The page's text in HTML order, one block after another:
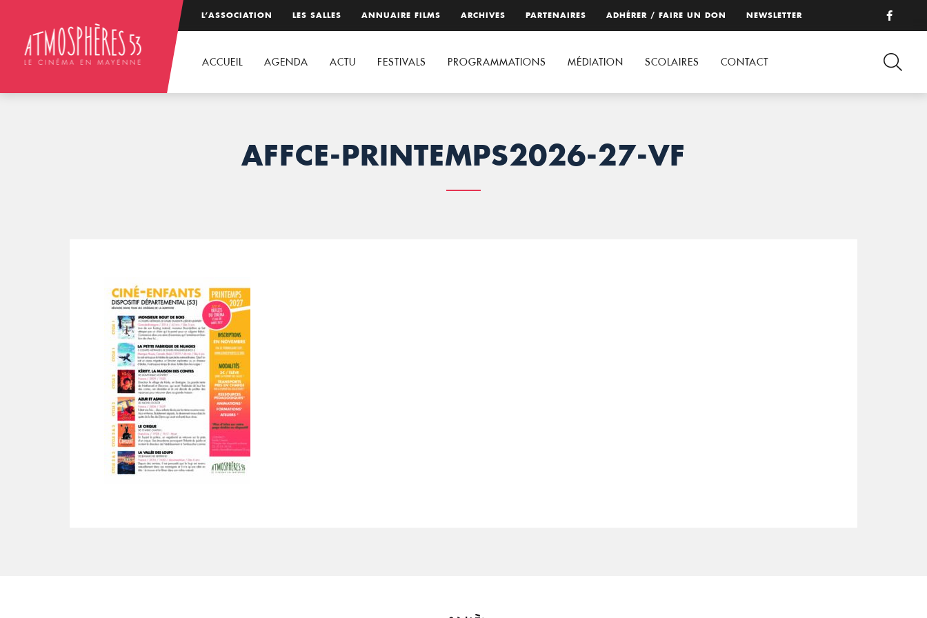
L’ASSOCIATION LES SALLES ANNUAIRE FILMS ARCHIVES PARTENAIRES ADHÉRER / FAIRE UN DON NEWSLETTER
ACCUEIL AGENDA ACTU FESTIVALS PROGRAMMATIONS MÉDIATION SCOLAIRES CONTACT
AFFCE-PRINTEMPS2026-27-VF